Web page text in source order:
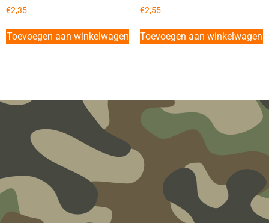
€2,35
Toevoegen aan winkelwagen
€2,55
Toevoegen aan winkelwagen